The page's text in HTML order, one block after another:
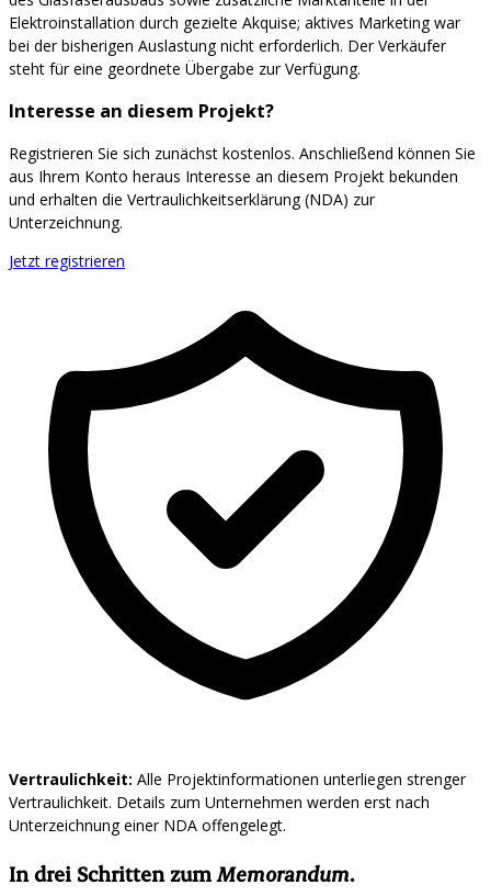
Elektroinstallation durch gezielte Akquise; aktives Marketing war
bei der bisherigen Auslastung nicht erforderlich. Der Verkäufer
steht für eine geordnete Übergabe zur Verfügung.
Interesse an diesem Projekt?
Registrieren Sie sich zunächst kostenlos. Anschließend können Sie
aus Ihrem Konto heraus Interesse an diesem Projekt bekunden
und erhalten die Vertraulichkeitserklärung (NDA) zur
Unterzeichnung.
Jetzt registrieren
Vertraulichkeit: Alle Projektinformationen unterliegen strenger
Vertraulichkeit. Details zum Unternehmen werden erst nach
Unterzeichnung einer NDA offengelegt.
In drei Schritten zumMemorandum.